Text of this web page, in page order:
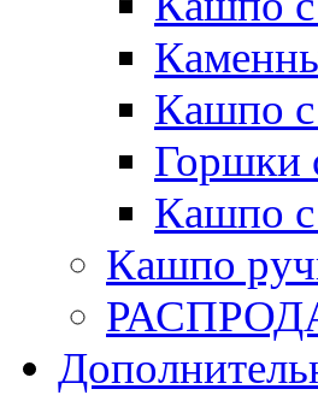
Кашпо с
Горшки
Кашпо с
Кашпо